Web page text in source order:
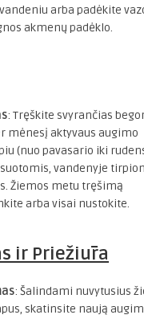
arba padėkite
akmenų padėklo.
: Tręškite svyrančias
mėnesį aktyvaus augimo
(nuo pavasario iki
vandenyje
Žiemos metu tręšimą
arba visai nustokite.
ir Priežiūra
: Šalindami nuvytusius
skatinsite naują